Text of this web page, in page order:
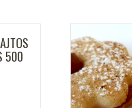
500